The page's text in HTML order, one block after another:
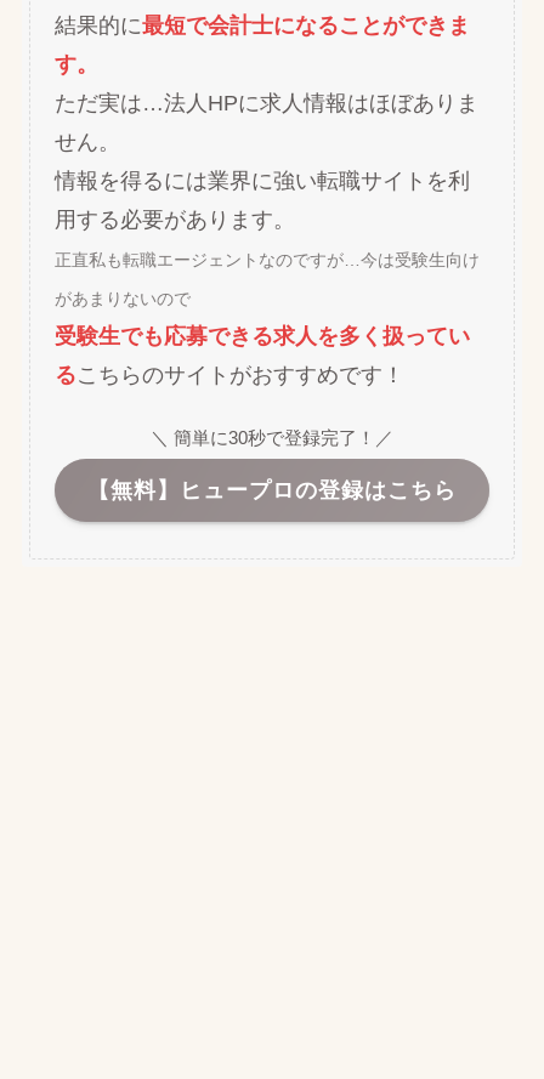
結果的に最短で会計士になることができま
す。
ただ実は…法人HPに求人情報はほぼありま
せん。
情報を得るには業界に強い転職サイトを利
用する必要があります。
正直私も転職エージェントなのですが…今は受験生向け
があまりないので
受験生でも応募できる求人を多く扱ってい
るこちらのサイトがおすすめです！
＼ 簡単に30秒で登録完了！／
【無料】ヒュープロの登録はこちら